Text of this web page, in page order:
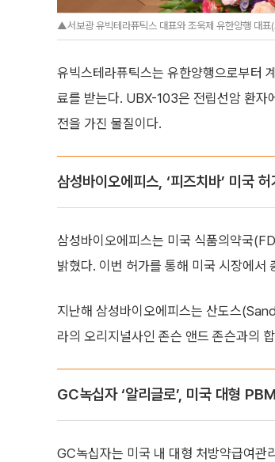
▲ 서보광 유빅테라퓨틱스 대표와 조욱제 유한양행 대
유빅스테라퓨틱스는 유한양행으로부터
료를 받는다. UBX-103은 전립선암 환자
전을 가진 물질이다.
삼성바이오에피스, ‘피즈치바’ 미국
삼성바이오에피스는 미국 식품의약국
밝혔다. 이번 허가를 통해 미국 시장에서
지난해 삼성바이오에피스는 산도스
라의 오리지널사인 존슨 앤드 존슨과의
GC녹십자 ‘알리글로’, 미국 대형
GC녹십자는 미국 내 대형 처방약급여관